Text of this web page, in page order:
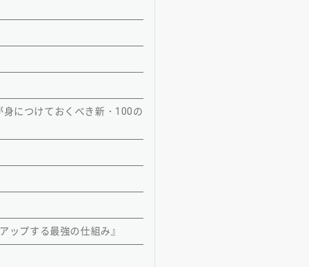
につけておくべき新・100の
ップする最強の仕組み』